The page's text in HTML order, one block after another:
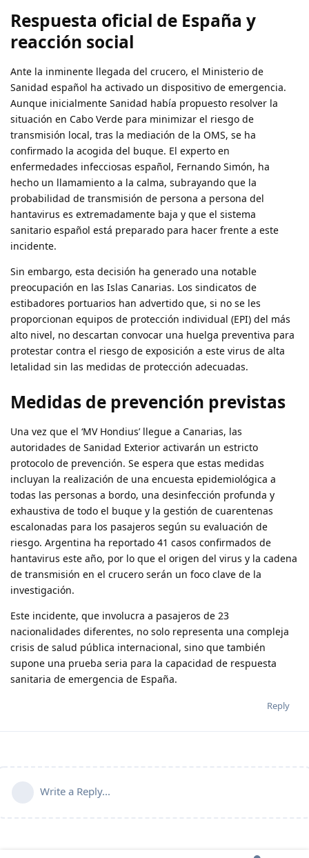
Respuesta oficial de España y
reacción social
Ante la inminente llegada del crucero, el Ministerio de
Sanidad español ha activado un dispositivo de emergencia.
Aunque inicialmente Sanidad había propuesto resolver la
situación en Cabo Verde para minimizar el riesgo de
transmisión local, tras la mediación de la OMS, se ha
confirmado la acogida del buque. El experto en
enfermedades infecciosas español, Fernando Simón, ha
hecho un llamamiento a la calma, subrayando que la
probabilidad de transmisión de persona a persona del
hantavirus es extremadamente baja y que el sistema
sanitario español está preparado para hacer frente a este
incidente.
Sin embargo, esta decisión ha generado una notable
preocupación en las Islas Canarias. Los sindicatos de
estibadores portuarios han advertido que, si no se les
proporcionan equipos de protección individual (EPI) del más
alto nivel, no descartan convocar una huelga preventiva para
protestar contra el riesgo de exposición a este virus de alta
letalidad sin las medidas de protección adecuadas.
Medidas de prevención previstas
Una vez que el ‘MV Hondius’ llegue a Canarias, las
autoridades de Sanidad Exterior activarán un estricto
protocolo de prevención. Se espera que estas medidas
incluyan la realización de una encuesta epidemiológica a
todas las personas a bordo, una desinfección profunda y
exhaustiva de todo el buque y la gestión de cuarentenas
escalonadas para los pasajeros según su evaluación de
riesgo. Argentina ha reportado 41 casos confirmados de
hantavirus este año, por lo que el origen del virus y la cadena
de transmisión en el crucero serán un foco clave de la
investigación.
Este incidente, que involucra a pasajeros de 23
nacionalidades diferentes, no solo representa una compleja
crisis de salud pública internacional, sino que también
supone una prueba seria para la capacidad de respuesta
sanitaria de emergencia de España.
Reply
Write a Reply...